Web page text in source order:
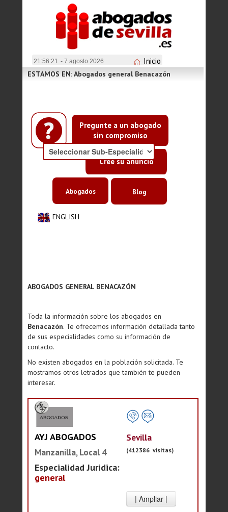
21:56:22 - 7 agosto 2026 Inicio
Pregunte a un abogado
sin compromiso
Cree su anuncio
ESTAMOS EN: Abogados general Benacazón
ENGLISH
Abogados Blog
ABOGADOS GENERAL BENACAZÓN
Toda la información sobre los abogados en
Benacazón. Te ofrecemos información detallada tanto
de sus especialidades como su información de
contacto.
No existen abogados en la población solicitada. Te
mostramos otros letrados que también te pueden
interesar.
AYJ ABOGADOS
Manzanilla, Local 4
Especialidad Juridica:
general
Sevilla
(412386 visitas)